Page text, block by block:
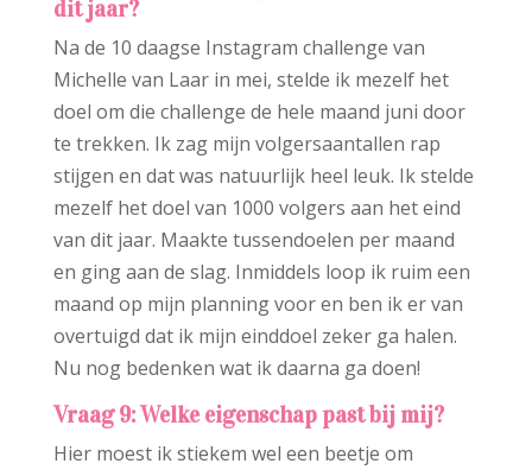
dit jaar?
Na de 10 daagse Instagram challenge van
Michelle van Laar in mei, stelde ik mezelf het
doel om die challenge de hele maand juni door
te trekken. Ik zag mijn volgersaantallen rap
stijgen en dat was natuurlijk heel leuk. Ik stelde
mezelf het doel van 1000 volgers aan het eind
van dit jaar. Maakte tussendoelen per maand
en ging aan de slag. Inmiddels loop ik ruim een
maand op mijn planning voor en ben ik er van
overtuigd dat ik mijn einddoel zeker ga halen.
Nu nog bedenken wat ik daarna ga doen!
Vraag 9: Welke eigenschap past bij mij?
Hier moest ik stiekem wel een beetje om